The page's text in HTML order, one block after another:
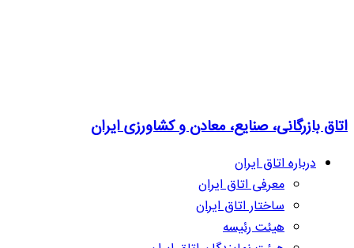
اتاق بازرگانی، صنایع، معادن و کشاورزی ایران
درباره اتاق ایران
معرفی اتاق ایران
ساختار اتاق ایران
هیئت رئیسه